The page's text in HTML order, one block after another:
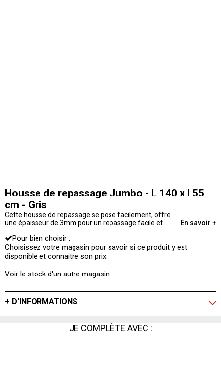
Housse de repassage Jumbo - L 140 x l 55
cm - Gris
Cette housse de repassage se pose facilement, offre
une épaisseur de 3mm pour un repassage facile et
En savoir +
Pour bien choisir :
Choisissez votre magasin pour savoir si ce produit y est
disponible et connaitre son prix.
Voir le stock d'un autre magasin
+ D'INFORMATIONS
JE COMPLÈTE AVEC :